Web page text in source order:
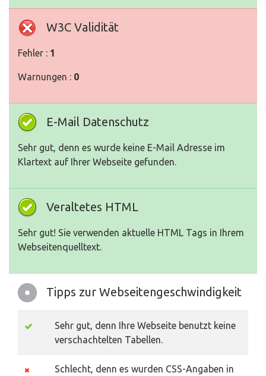
W3C Validität
Fehler : 1
Warnungen : 0
E-Mail Datenschutz
Sehr gut, denn es wurde keine E-Mail Adresse im
Klartext auf Ihrer Webseite gefunden.
Veraltetes HTML
Sehr gut! Sie verwenden aktuelle HTML Tags in Ihrem
Webseitenquelltext.
Tipps zur Webseitengeschwindigkeit
Sehr gut, denn Ihre Webseite benutzt keine
verschachtelten Tabellen.
Schlecht, denn es wurden CSS-Angaben in